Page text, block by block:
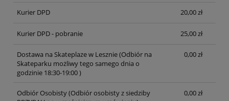
Kurier DPD 20,00 zł
Kurier DPD - pobranie 25,00 zł
Dostawa na Skateplaze w Lesznie(Odbiór na
Skateparku możliwy tego samego dnia o
godzinie 18:30-19:00 )
0,00 zł
Odbiór Osobisty(Odbiór osobisty z siedziby
0,00 zł